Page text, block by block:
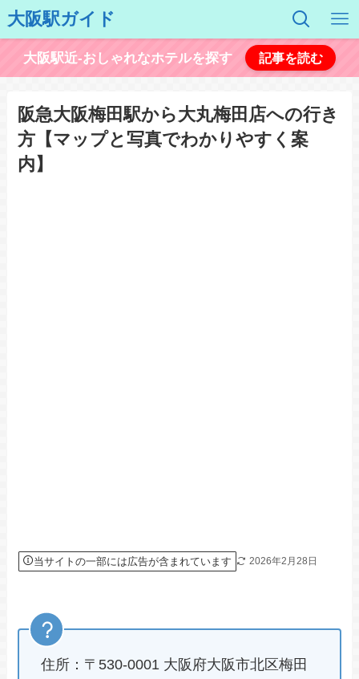
大阪駅ガイド
大阪駅近-おしゃれなホテルを探す 記事を読む
阪急大阪梅田駅から大丸梅田店への行き
方【マップと写真でわかりやすく案
内】
当サイトの一部には広告が含まれています 2026年2月28日
住所：〒530-0001 大阪府大阪市北区梅田